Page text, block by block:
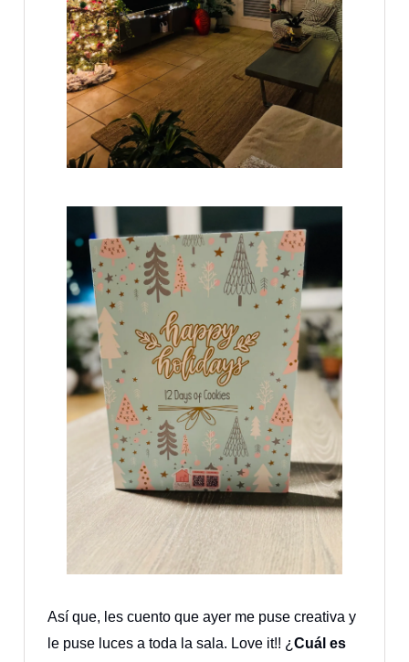
Así que, les cuento que ayer me puse creativa y
le puse luces a toda la sala. Love it!! ¿ Cuál es